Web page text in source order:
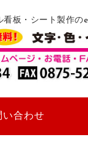
板・シート製作の
い合わせ